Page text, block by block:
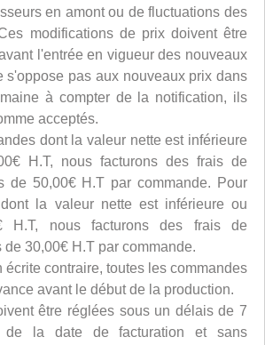
en amont ou de fluctuations des
modifications de prix doivent être
l'entrée en vigueur des nouveaux
s'oppose pas aux nouveaux prix dans
à compter de la notification, ils
acceptés.
dont la valeur nette est inférieure
H.T, nous facturons des frais de
de 50,00€ H.T par commande. Pour
la valeur nette est inférieure ou
H.T, nous facturons des frais de
30,00€ H.T par commande.
écrite contraire, toutes les commandes
avant le début de la production.
être réglées sous un délais de 7
de la date de facturation et sans